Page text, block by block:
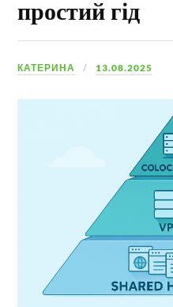
простий гід
КАТЕРИНА 13.08.2025